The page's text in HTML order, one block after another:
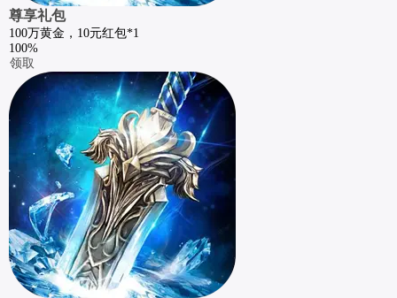
尊享礼包
100万黄金，10元红包*1
100%
领取